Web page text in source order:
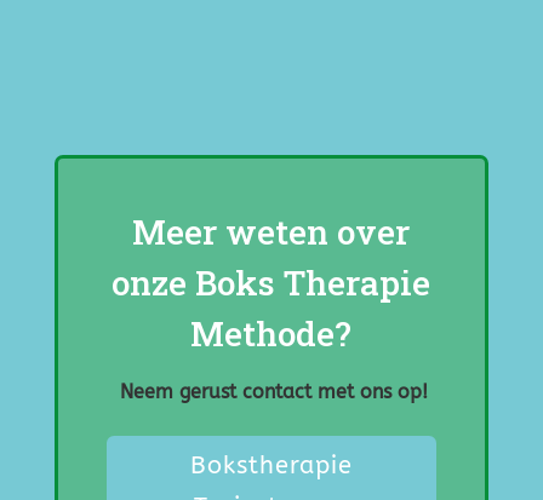
Meer weten over
onze Boks Therapie
Methode?
Neem gerust contact met ons op!
Bokstherapie